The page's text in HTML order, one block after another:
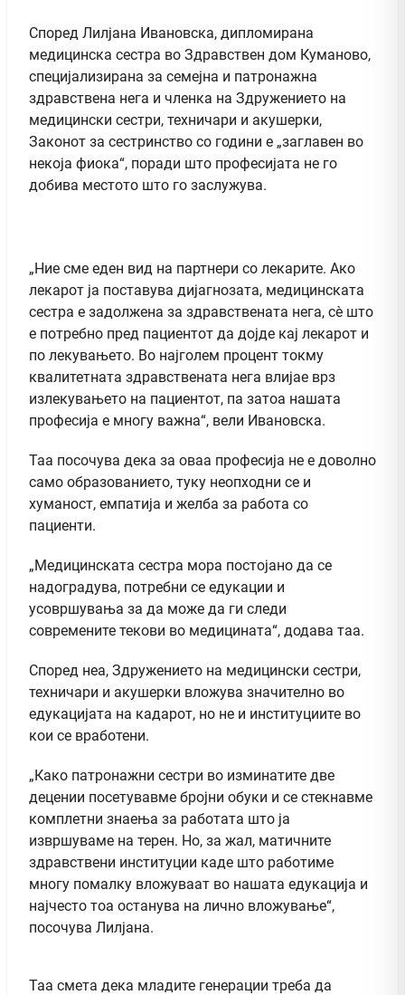
Според Лилјана Ивановска, дипломирана
медицинска сестра во Здравствен дом Куманово,
специјализирана за семејна и патронажна
здравствена нега и членка на Здружението на
медицински сестри, техничари и акушерки,
Законот за сестринство со години е „заглавен во
некоја фиока“, поради што професијата не го
добива местото што го заслужува.
„Ние сме еден вид на партнери со лекарите. Ако
лекарот ја поставува дијагнозата, медицинската
сестра е задолжена за здравствената нега, сè што
е потребно пред пациентот да дојде кај лекарот и
по лекувањето. Во најголем процент токму
квалитетната здравствената нега влијае врз
излекувањето на пациентот, па затоа нашата
професија е многу важна“, вели Ивановска.
Таа посочува дека за оваа професија не е доволно
само образованието, туку неопходни се и
хуманост, емпатија и желба за работа со
пациенти.
„Медицинската сестра мора постојано да се
надоградува, потребни се едукации и
усовршувања за да може да ги следи
современите текови во медицината“, додава таа.
Според неа, Здружението на медицински сестри,
техничари и акушерки вложува значително во
едукацијата на кадарот, но не и институциите во
кои се вработени.
„Како патронажни сестри во изминатите две
децении посетувавме бројни обуки и се стекнавме
комплетни знаења за работата што ја
извршуваме на терен. Но, за жал, матичните
здравствени институции каде што работиме
многу помалку вложуваат во нашата едукација и
најчесто тоа останува на лично вложување“,
посочува Лилјана.
Таа смета дека младите генерации треба да